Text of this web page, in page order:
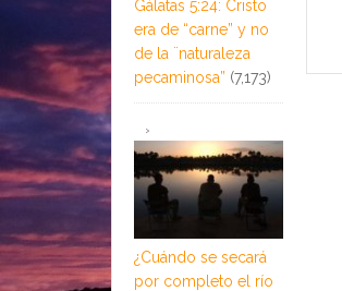
Gálatas 5:24: Cristo
era de “carne” y no
de la ¨naturaleza
pecaminosa” (7,173)
¿Cuándo se secará
por completo el río